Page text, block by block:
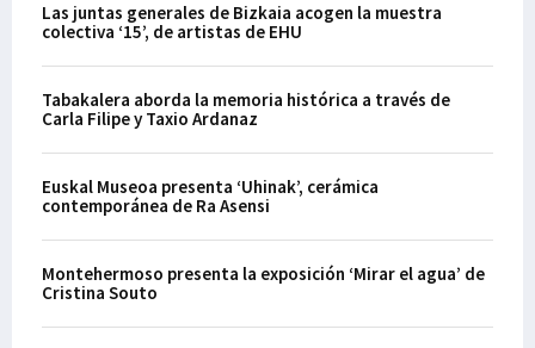
Las juntas generales de Bizkaia acogen la muestra
colectiva ‘15’, de artistas de EHU
Tabakalera aborda la memoria histórica a través de
Carla Filipe y Taxio Ardanaz
Euskal Museoa presenta ‘Uhinak’, cerámica
contemporánea de Ra Asensi
Montehermoso presenta la exposición ‘Mirar el agua’ de
Cristina Souto